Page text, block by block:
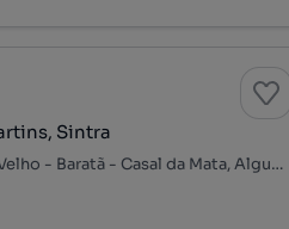
Sintra
Rua da Barrosa - Barrosa, Algueirão-Velho - Baratã - Casal da Mata, Algueirão-Mem Martins, Sintra, Lisboa